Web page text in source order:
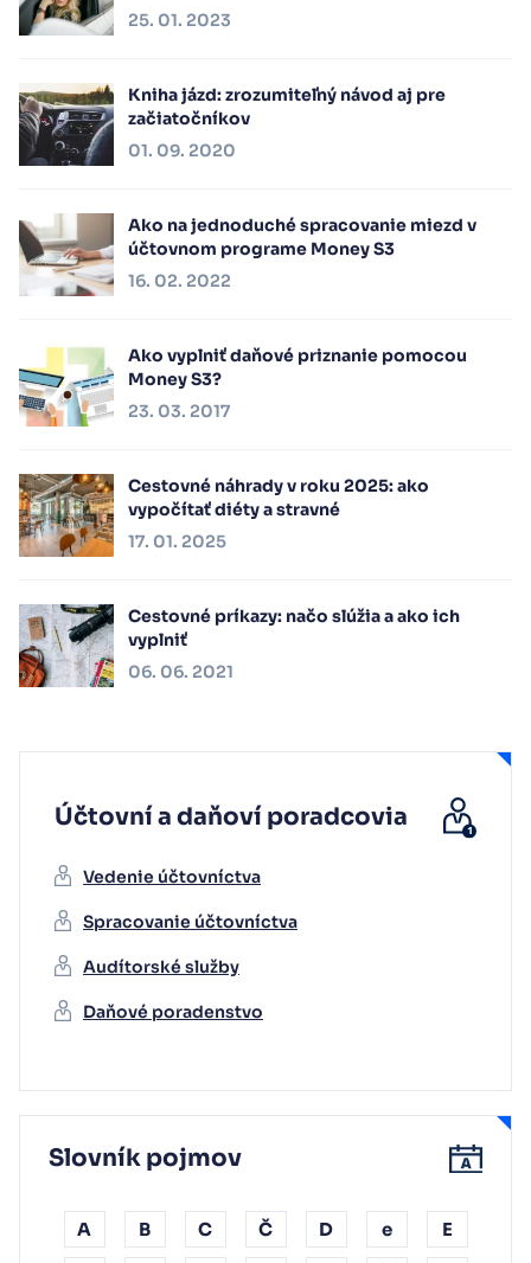
25. 01. 2023
Kniha jázd: zrozumiteľný návod aj pre
začiatočníkov
01. 09. 2020
Ako na jednoduché spracovanie miezd v
účtovnom programe Money S3
16. 02. 2022
Ako vyplniť daňové priznanie pomocou
Money S3?
23. 03. 2017
Cestovné náhrady v roku 2025: ako
vypočítať diéty a stravné
17. 01. 2025
Cestovné príkazy: načo slúžia a ako ich
vyplniť
06. 06. 2021
Účtovní a daňoví poradcovia
Vedenie účtovníctva
Spracovanie účtovníctva
Audítorské služby
Daňové poradenstvo
Slovník pojmov
A B C Č D e E